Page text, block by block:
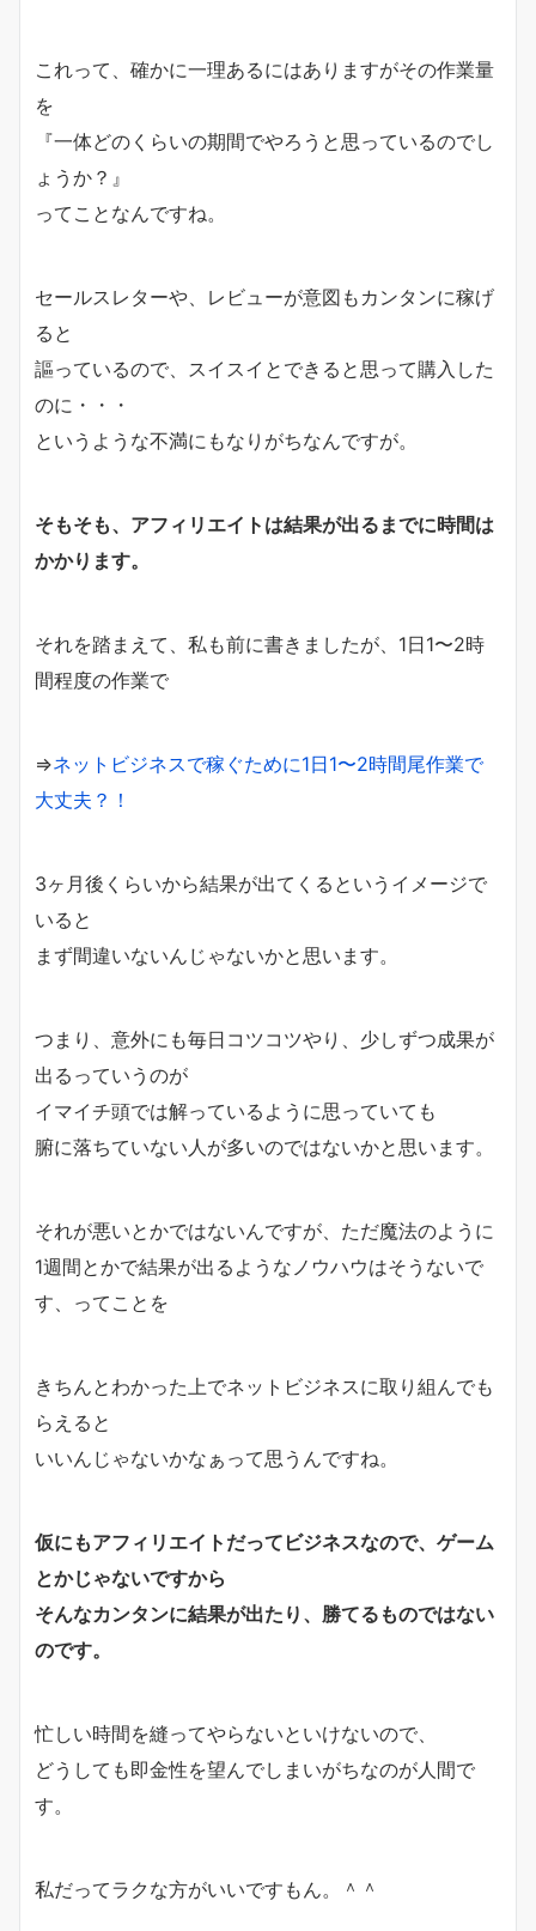
これって、確かに一理あるにはありますがその作業量
を
『一体どのくらいの期間でやろうと思っているのでし
ょうか？』
ってことなんですね。
セールスレターや、レビューが意図もカンタンに稼げ
ると
謳っているので、スイスイとできると思って購入した
のに・・・
というような不満にもなりがちなんですが。
そもそも、アフィリエイトは結果が出るまでに時間は
かかります。
それを踏まえて、私も前に書きましたが、1日1〜2時
間程度の作業で
⇒ネットビジネスで稼ぐために1日1〜2時間尾作業で
大丈夫？！
3ヶ月後くらいから結果が出てくるというイメージで
いると
まず間違いないんじゃないかと思います。
つまり、意外にも毎日コツコツやり、少しずつ成果が
出るっていうのが
イマイチ頭では解っているように思っていても
腑に落ちていない人が多いのではないかと思います。
それが悪いとかではないんですが、ただ魔法のように
1週間とかで結果が出るようなノウハウはそうないで
す、ってことを
きちんとわかった上でネットビジネスに取り組んでも
らえると
いいんじゃないかなぁって思うんですね。
仮にもアフィリエイトだってビジネスなので、ゲーム
とかじゃないですから
そんなカンタンに結果が出たり、勝てるものではない
のです。
忙しい時間を縫ってやらないといけないので、
どうしても即金性を望んでしまいがちなのが人間で
す。
私だってラクな方がいいですもん。＾＾